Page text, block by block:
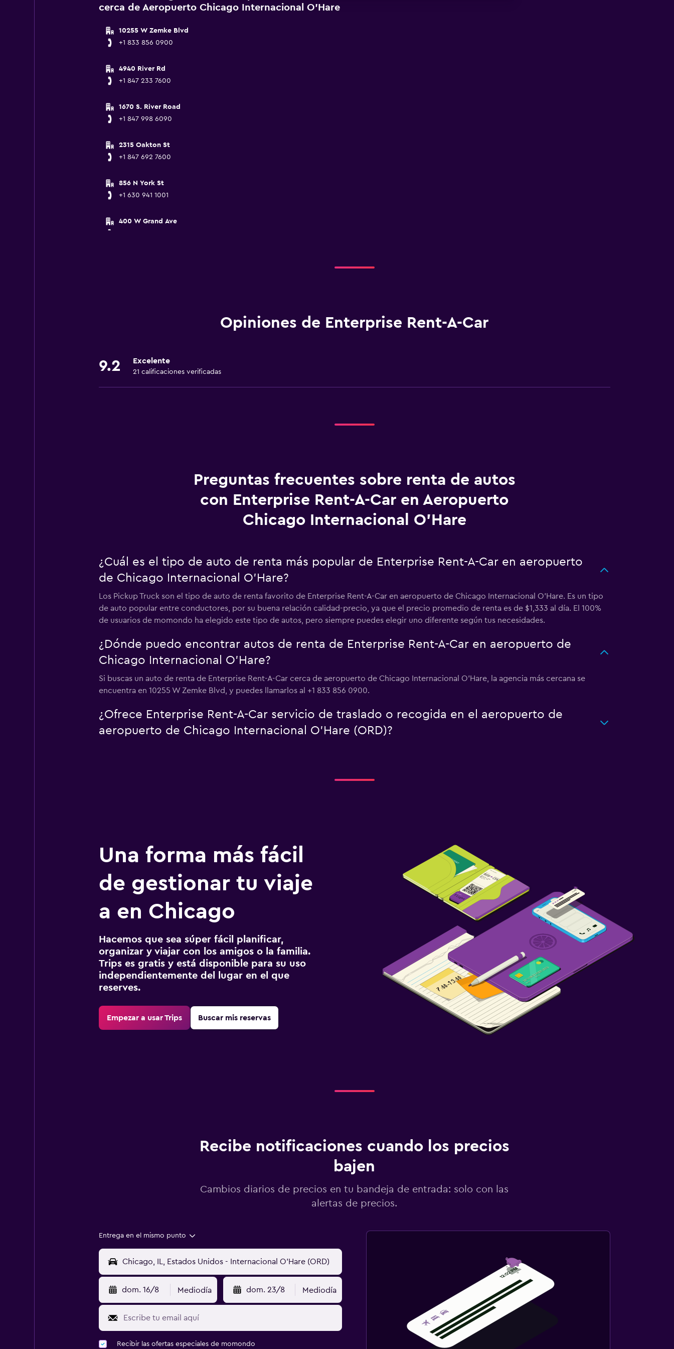
cerca de Aeropuerto Chicago Internacional O'Hare
10255 W Zemke Blvd
+1 833 856 0900
4940 River Rd
+1 847 233 7600
1670 S. River Road
+1 847 998 6090
2315 Oakton St
+1 847 692 7600
856 N York St
+1 630 941 1001
400 W Grand Ave
Opiniones de Enterprise Rent-A-Car
9.2 Excelente
21 calificaciones verificadas
Preguntas frecuentes sobre renta de autos
con Enterprise Rent-A-Car en Aeropuerto
Chicago Internacional O'Hare
¿Cuál es el tipo de auto de renta más popular de Enterprise Rent-A-Car en aeropuerto
de Chicago Internacional O'Hare?
Los Pickup Truck son el tipo de auto de renta favorito de Enterprise Rent-A-Car en aeropuerto de Chicago Internacional O'Hare. Es un tipo
de auto popular entre conductores, por su buena relación calidad-precio, ya que el precio promedio de renta es de $1,333 al día. El 100%
de usuarios de momondo ha elegido este tipo de autos, pero siempre puedes elegir uno diferente según tus necesidades.
¿Dónde puedo encontrar autos de renta de Enterprise Rent-A-Car en aeropuerto de
Chicago Internacional O'Hare?
Si buscas un auto de renta de Enterprise Rent-A-Car cerca de aeropuerto de Chicago Internacional O'Hare, la agencia más cercana se
encuentra en 10255 W Zemke Blvd, y puedes llamarlos al +1 833 856 0900.
¿Ofrece Enterprise Rent-A-Car servicio de traslado o recogida en el aeropuerto de
aeropuerto de Chicago Internacional O'Hare (ORD)?
Una forma más fácil
de gestionar tu viaje
a en Chicago
Hacemos que sea súper fácil planificar,
organizar y viajar con los amigos o la familia.
Trips es gratis y está disponible para su uso
independientemente del lugar en el que
reserves.
Empezar a usar Trips Buscar mis reservas
Recibe notificaciones cuando los precios
bajen
Cambios diarios de precios en tu bandeja de entrada: solo con las
alertas de precios.
Entrega en el mismo punto
dom. 16/8 Mediodía dom. 23/8 Mediodía
Recibir las ofertas especiales de momondo